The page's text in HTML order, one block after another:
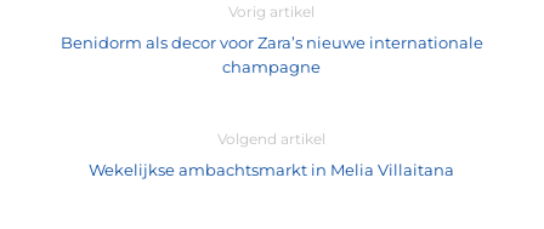
Vorig artikel
Benidorm als decor voor Zara’s nieuwe internationale
champagne
Volgend artikel
Wekelijkse ambachtsmarkt in Melia Villaitana